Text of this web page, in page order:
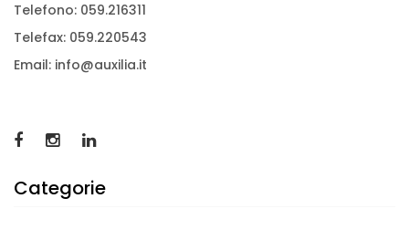
Telefono: 059.216311
Telefax: 059.220543
Email: info@auxilia.it
Categorie